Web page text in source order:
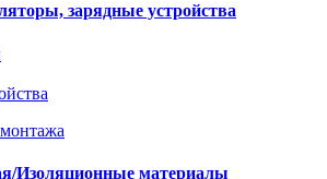
зарядные устройства
Изоляционные материалы